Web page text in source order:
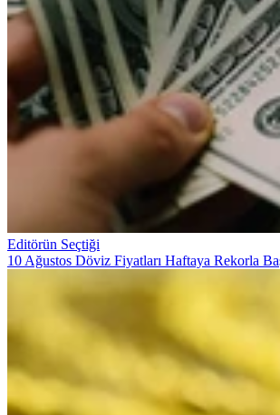
Editörün Seçtiği
10 Ağustos Döviz Fiyatları Haftaya Rekorla